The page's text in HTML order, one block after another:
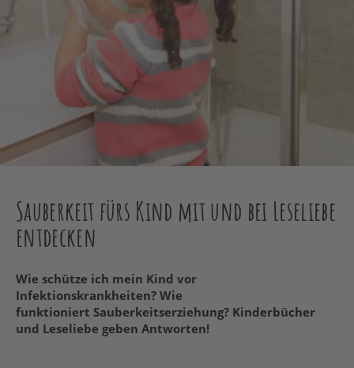
Sauberkeit fürs Kind mit und bei Leseliebe
entdecken
Wie schütze ich mein Kind vor
Infektionskrankheiten? Wie
funktioniert Sauberkeitserziehung? Kinderbücher
und Leseliebe geben Antworten!